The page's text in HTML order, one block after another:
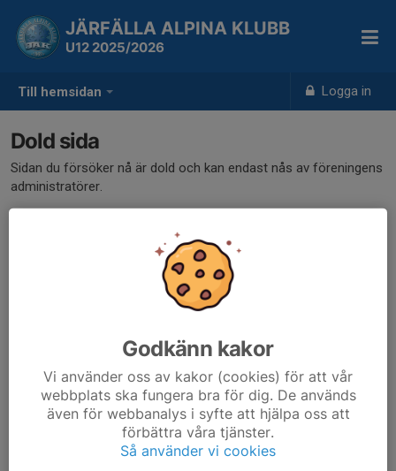
Till hemsidan Logga in
JÄRFÄLLA ALPINA KLUBB
U12 2025/2026
Dold sida
Sidan du försöker nå är dold och kan endast nås av föreningens
administratörer.
Godkänn kakor
Vi använder oss av kakor (cookies) för att vår
webbplats ska fungera bra för dig. De används
även för webbanalys i syfte att hjälpa oss att
förbättra våra tjänster.
Så använder vi cookies